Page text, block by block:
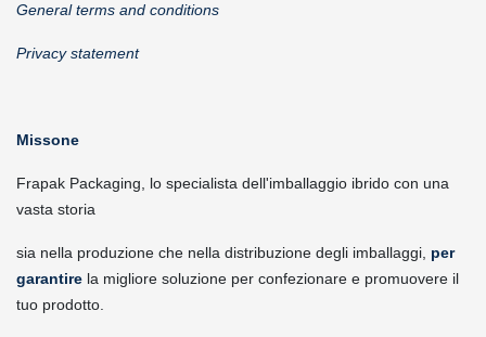
General terms and conditions
Privacy statement
Missone
Frapak Packaging, lo specialista dell'imballaggio ibrido con una
vasta storia
sia nella produzione che nella distribuzione degli imballaggi, per
garantire la migliore soluzione per confezionare e promuovere il
tuo prodotto.